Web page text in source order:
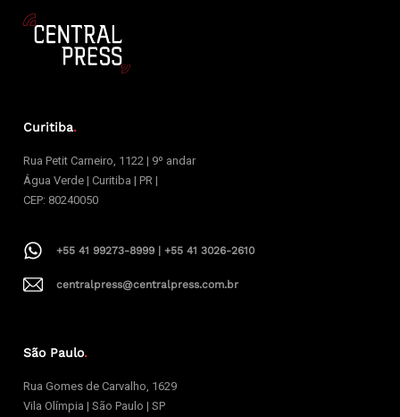
Curitiba.
Rua Petit Carneiro, 1122 | 9º andar
Água Verde | Curitiba | PR |
CEP: 80240050
+55 41 99273-8999 | +55 41 3026-2610
centralpress@centralpress.com.br
São Paulo.
Rua Gomes de Carvalho, 1629
Vila Olímpia | São Paulo | SP